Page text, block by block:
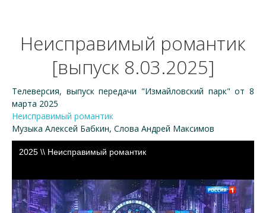
Неисправимый романтик
[выпуск 8.03.2025]
Телеверсия, выпуск передачи "Измайловский парк" от 8
марта 2025
Неисправимый романтик
Музыка Алексей Бабкин, Слова Андрей Максимов